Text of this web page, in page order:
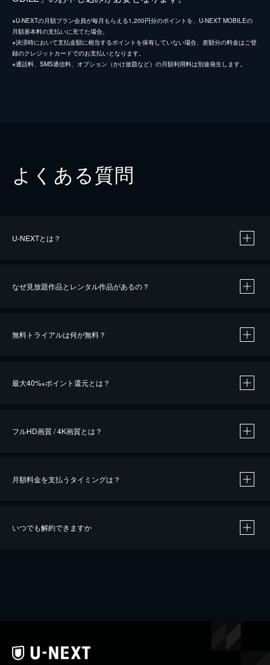
※U-NEXTの月額プラン会員が毎月もらえる1,200円分のポイントを、U-NEXT MOBILEの
月額基本料の支払いに充てた場合。
※決済時において支払金額に相当するポイントを保有していない場合、差額分の料金はご登
録のクレジットカードでのお支払いとなります。
※通話料、SMS通信料、オプション（かけ放題など）の月額利用料は別途発生します。
よくある質問
U-NEXTとは？
なぜ見放題作品とレンタル作品があるの？
無料トライアルは何が無料？
最大40%※ポイント還元とは？
※40％ポイント還元の対象は、クレジットカード決済による作品の購入 / レンタルです。
iOSアプリのUコイン決済による作品の購入 / レンタルは、20％のポイント還元です。
フルHD画質 / 4K画質とは？
月額料金を支払うタイミングは？
いつでも解約できますか